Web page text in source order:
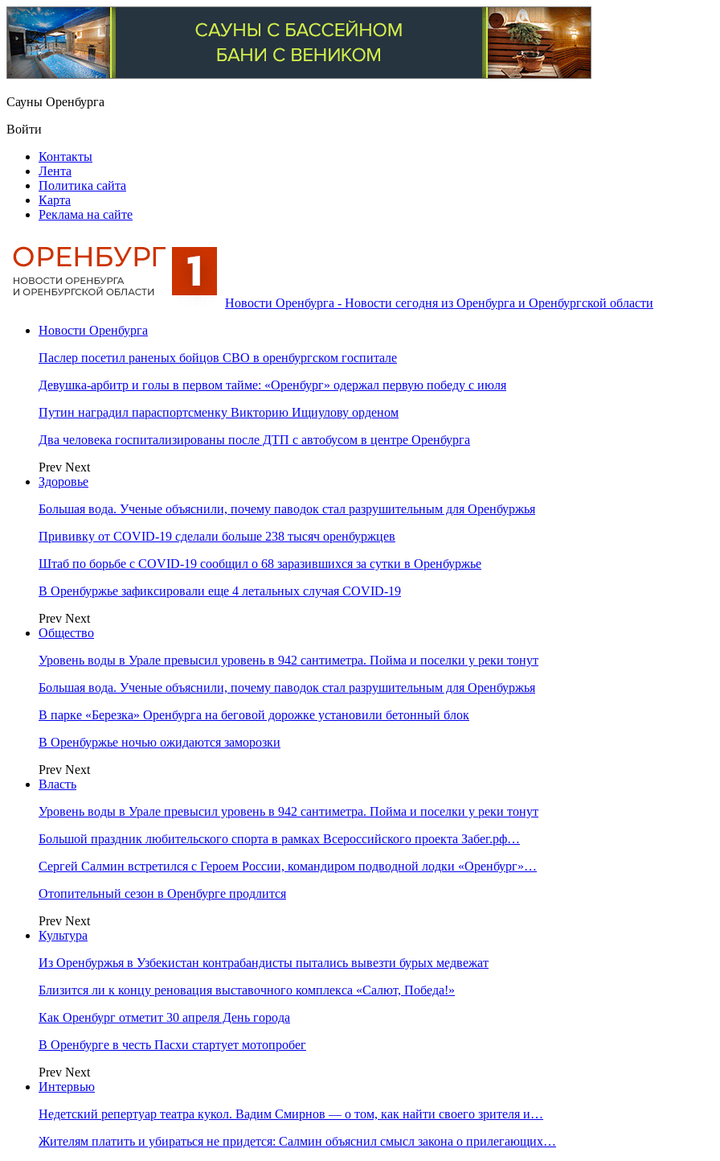
Сауны Оренбурга
Войти
Контакты
Лента
Политика сайта
Карта
Реклама на сайте
Новости Оренбурга - Новости сегодня из Оренбурга и Оренбургской области
Новости Оренбурга
Паслер посетил раненых бойцов СВО в оренбургском госпитале
Девушка-арбитр и голы в первом тайме: «Оренбург» одержал первую победу с июля
Путин наградил параспортсменку Викторию Ищиулову орденом
Два человека госпитализированы после ДТП с автобусом в центре Оренбурга
Prev Next
Здоровье
Большая вода. Ученые объяснили, почему паводок стал разрушительным для Оренбуржья
Прививку от COVID-19 сделали больше 238 тысяч оренбуржцев
Штаб по борьбе с СOVID-19 сообщил о 68 заразившихся за сутки в Оренбуржье
В Оренбуржье зафиксировали еще 4 летальных случая COVID-19
Prev Next
Общество
Уровень воды в Урале превысил уровень в 942 сантиметра. Пойма и поселки у реки тонут
Большая вода. Ученые объяснили, почему паводок стал разрушительным для Оренбуржья
В парке «Березка» Оренбурга на беговой дорожке установили бетонный блок
В Оренбуржье ночью ожидаются заморозки
Prev Next
Власть
Уровень воды в Урале превысил уровень в 942 сантиметра. Пойма и поселки у реки тонут
Большой праздник любительского спорта в рамках Всероссийского проекта Забег.рф…
Сергей Салмин встретился с Героем России, командиром подводной лодки «Оренбург»…
Отопительный сезон в Оренбурге продлится
Prev Next
Культура
Из Оренбуржья в Узбекистан контрабандисты пытались вывезти бурых медвежат
Близится ли к концу реновация выставочного комплекса «Салют, Победа!»
Как Оренбург отметит 30 апреля День города
В Оренбурге в честь Пасхи стартует мотопробег
Prev Next
Интервью
Недетский репертуар театра кукол. Вадим Смирнов — о том, как найти своего зрителя и…
Жителям платить и убираться не придется: Салмин объяснил смысл закона о прилегающих…